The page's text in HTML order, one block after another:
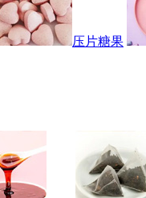
压片糖果